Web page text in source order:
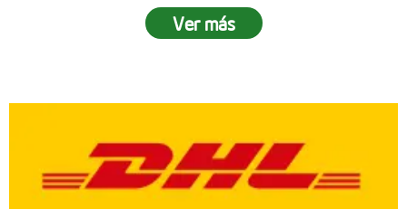
Ver más